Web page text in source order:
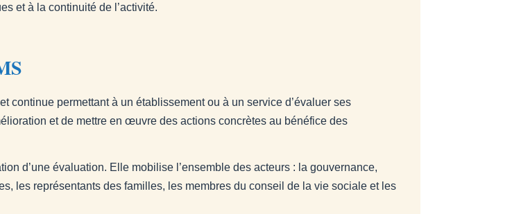
et à la continuité de l’activité.
continue permettant à un établissement ou à un service d’évaluer ses
et de mettre en œuvre des actions concrètes au bénéfice des
d’une évaluation. Elle mobilise l’ensemble des acteurs : la gouvernance,
les représentants des familles, les membres du conseil de la vie sociale et les